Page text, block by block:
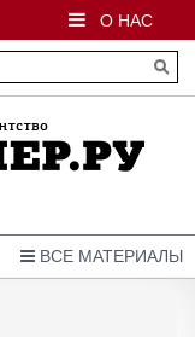
О НАС
ВСЕ МАТЕРИАЛЫ